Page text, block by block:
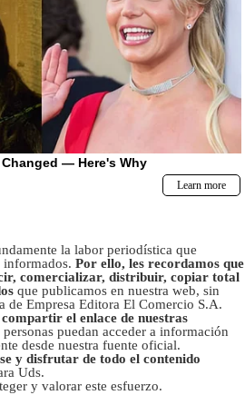
la labor periodística que
informados. Por ello, les recordamos que
comercializar, distribuir, copiar total
que publicamos en nuestra web, sin
de Empresa Editora El Comercio S.A.
el enlace de nuestras
personas puedan acceder a información
desde nuestra fuente oficial.
y disfrutar de todo el contenido
Uds.
y valorar este esfuerzo.